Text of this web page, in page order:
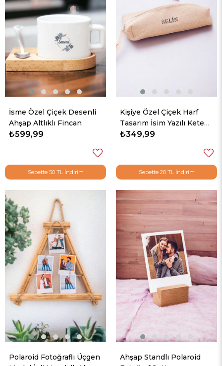
İsme Özel Çiçek Desenli
Ahşap Altlıklı Fincan
₺599,99
Sepette 50 TL İndirim
Kişiye Özel Çiçek Harf
Tasarım İsim Yazılı Keten
Bez Kalemlik
₺349,99
Sepette 20 TL İndirim
Polaroid Fotoğraflı Üçgen
Ahşap Standlı Polaroid